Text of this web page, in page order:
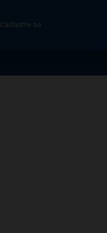
Cadastre-se